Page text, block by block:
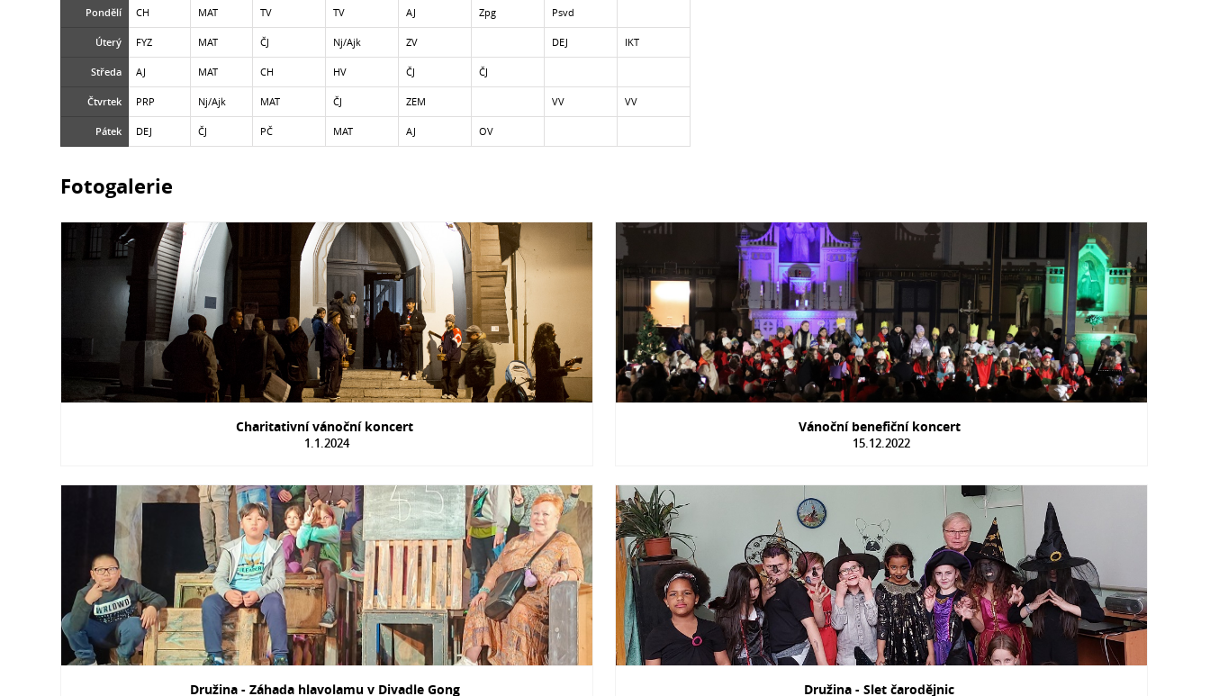
Pondělí CH MAT TV TV AJ Zpg Psvd
Úterý FYZ MAT ČJ Nj/Ajk ZV DEJ IKT
Středa AJ MAT CH HV ČJ ČJ
Čtvrtek PRP Nj/Ajk MAT ČJ ZEM VV VV
Pátek DEJ ČJ PČ MAT AJ OV
Fotogalerie
Charitativní vánoční koncert
1.1.2024
Vánoční benefiční koncert
15.12.2022
Družina - Záhada hlavolamu v Divadle Gong Družina - Slet čarodějnic